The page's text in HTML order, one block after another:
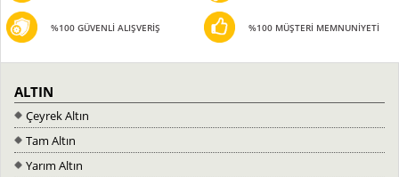
%100 GÜVENLİ ALIŞVERİŞ %100 MÜŞTERİ MEMNUNİYETİ
ALTIN
Çeyrek Altın
Tam Altın
Yarım Altın